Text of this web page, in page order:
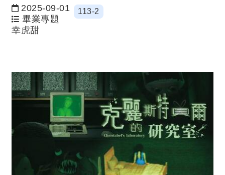
日期：
2025-09-01
畢業專題
113-2
幸虎甜